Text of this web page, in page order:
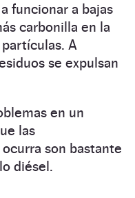
funcionar a bajas
carbonilla en la
A
se expulsan
en un
las
son bastante
diésel.